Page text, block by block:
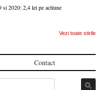
2020: 2,4 lei pe actiune
Vezi toate stirile
Contact